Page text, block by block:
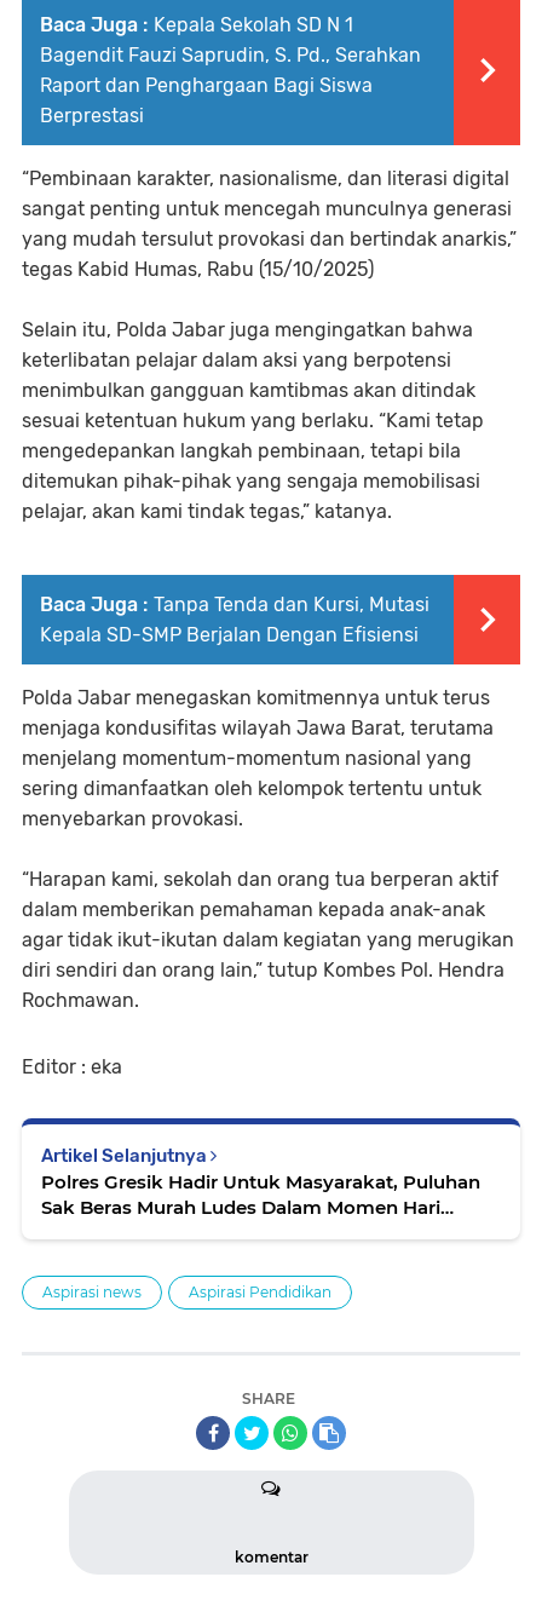
Baca Juga : Kepala Sekolah SD N 1
Bagendit Fauzi Saprudin, S. Pd., Serahkan
Raport dan Penghargaan Bagi Siswa
Berprestasi
“Pembinaan karakter, nasionalisme, dan literasi digital
sangat penting untuk mencegah munculnya generasi
yang mudah tersulut provokasi dan bertindak anarkis,”
tegas Kabid Humas, Rabu (15/10/2025)
Selain itu, Polda Jabar juga mengingatkan bahwa
keterlibatan pelajar dalam aksi yang berpotensi
menimbulkan gangguan kamtibmas akan ditindak
sesuai ketentuan hukum yang berlaku. “Kami tetap
mengedepankan langkah pembinaan, tetapi bila
ditemukan pihak-pihak yang sengaja memobilisasi
pelajar, akan kami tindak tegas,” katanya.
Baca Juga : Tanpa Tenda dan Kursi, Mutasi
Kepala SD-SMP Berjalan Dengan Efisiensi
Polda Jabar menegaskan komitmennya untuk terus
menjaga kondusifitas wilayah Jawa Barat, terutama
menjelang momentum-momentum nasional yang
sering dimanfaatkan oleh kelompok tertentu untuk
menyebarkan provokasi.
“Harapan kami, sekolah dan orang tua berperan aktif
dalam memberikan pemahaman kepada anak-anak
agar tidak ikut-ikutan dalam kegiatan yang merugikan
diri sendiri dan orang lain,” tutup Kombes Pol. Hendra
Rochmawan.
Editor : eka
Artikel Selanjutnya
Polres Gresik Hadir Untuk Masyarakat, Puluhan
Sak Beras Murah Ludes Dalam Momen Hari
Aspirasi news Aspirasi Pendidikan
SHARE
komentar